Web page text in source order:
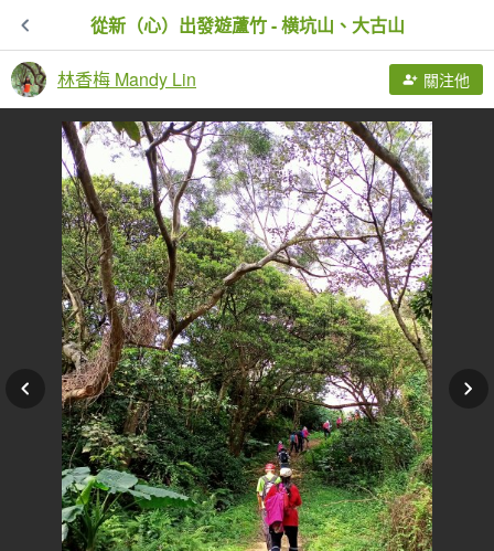
從新（心）出發遊蘆竹 - 横坑山、大古山
林香梅 Mandy Lin 關注他